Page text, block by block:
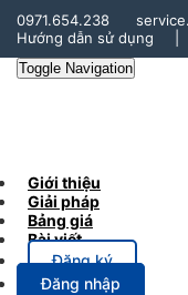
0971.654.238
Hướng dẫn sử dụng
Toggle Navigation
Giới thiệu
Giải pháp
Bảng giá
Bài viết
Đăng ký
Đăng nhập